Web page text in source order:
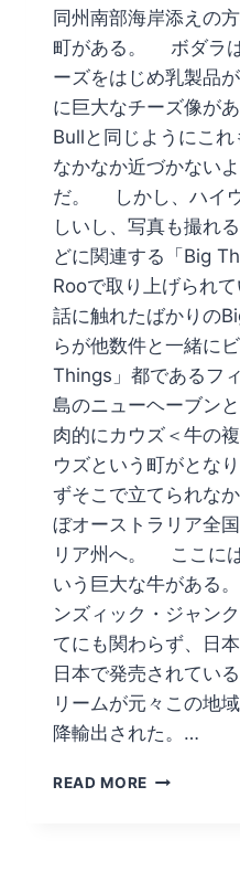
同州南部海岸添えの
町がある。 ボダラ
ーズをはじめ乳製品
に巨大なチーズ像が
Bullと同じようにこ
なかなか近づかない
だ。 しかし、ハイ
しいし、写真も撮れ
どに関連する「Big
Rooで取り上げられ
話に触れたばかりの
らが他数件と一緒に
Things」都であるフ
島のニューヘーブン
肉的にカウズ＜牛の
ウズという町がとな
ずそこで立てられな
ぼオーストラリア全
リア州へ。 ここに
いう巨大な牛がある
ンズィック・ジャン
てにも関わらず、日
日本で発売されてい
リームが元々この地
降輸出された。…
READ MORE